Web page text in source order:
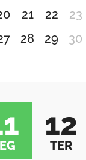
21 22
23
28 29
30
12
TER